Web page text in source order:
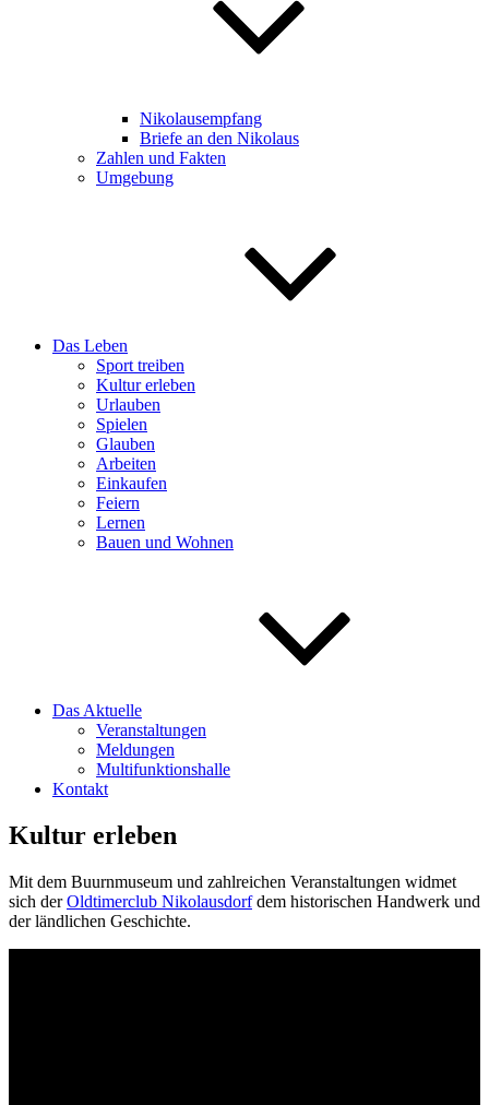
Nikolausempfang
Briefe an den Nikolaus
Zahlen und Fakten
Umgebung
Das Leben
Sport treiben
Kultur erleben
Urlauben
Spielen
Glauben
Arbeiten
Einkaufen
Feiern
Lernen
Bauen und Wohnen
Das Aktuelle
Veranstaltungen
Meldungen
Multifunktionshalle
Kontakt
Kultur erleben
Mit dem Buurnmuseum und zahlreichen Veranstaltungen widmet
sich derOldtimerclub Nikolausdorfdem historischen Handwerk und
der ländlichen Geschichte.